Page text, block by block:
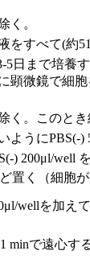
く。
をすべて(約
5日まで培養す
顕微鏡で細
く。このと
ようにPBS(-)
) 200μl/well
置く（細胞
wellを加え
minで遠心する